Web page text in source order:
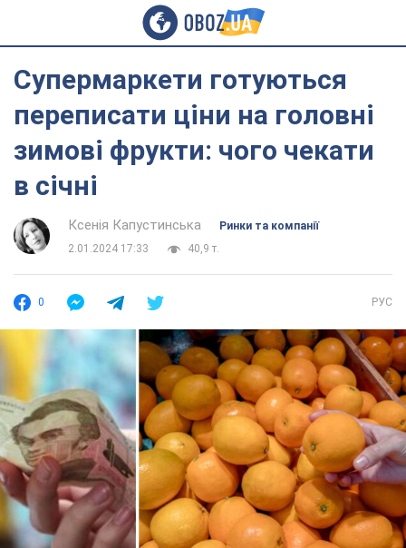
Супермаркети готуються
переписати ціни на головні
зимові фрукти: чого чекати
в січні
Ксенія Капустинська
Ринки та компанії
2.01.2024 17:33
40,9 т.
0 РУС